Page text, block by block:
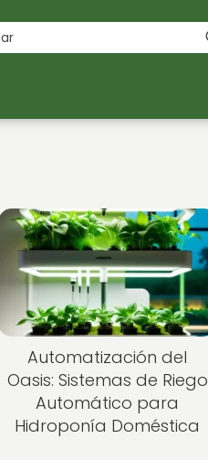
Automatización del
Oasis: Sistemas de Riego
Automático para
Hidroponía Doméstica